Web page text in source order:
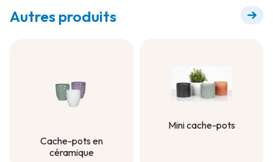
Autres produits
Cache-pots en
céramique
Mini cache-pots